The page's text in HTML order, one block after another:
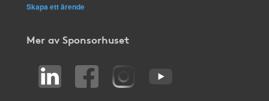
Skapa ett ärende
Mer av Sponsorhuset